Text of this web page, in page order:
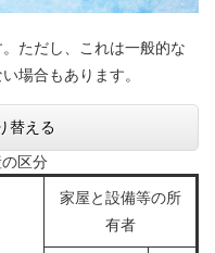
ただし、これは一般的な
場合もあります。
替える
区分
家屋と設備等の所
有者